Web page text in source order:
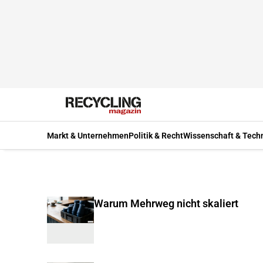
Markt & UnternehmenPolitik & RechtWissenschaft &
Warum Mehrweg nicht skaliert